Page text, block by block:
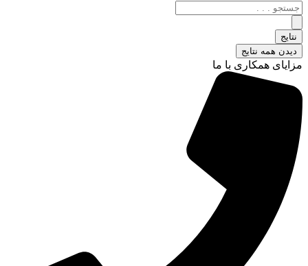
جستجو
.
.
.
نتایج
دیدن همه نتایج
مزایای همکاری با ما